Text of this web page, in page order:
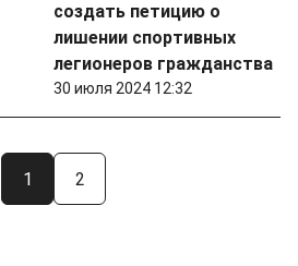
создать петицию о
лишении спортивных
легионеров гражданства
30 июля 2024 12:32
1 2